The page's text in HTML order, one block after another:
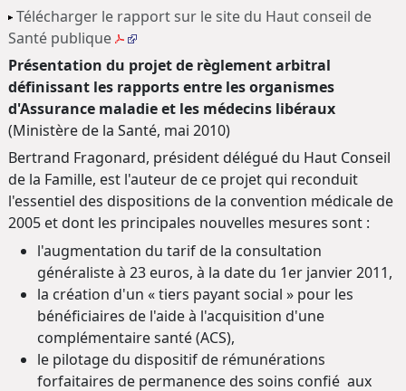
Télécharger le rapport sur le site du Haut conseil de
Santé publique
Présentation du projet de règlement arbitral
définissant les rapports entre les organismes
d'Assurance maladie et les médecins libéraux
(Ministère de la Santé, mai 2010)
Bertrand Fragonard, président délégué du Haut Conseil
de la Famille, est l'auteur de ce projet qui reconduit
l'essentiel des dispositions de la convention médicale de
2005 et dont les principales nouvelles mesures sont :
l'augmentation du tarif de la consultation
généraliste à 23 euros, à la date du 1er janvier 2011,
la création d'un « tiers payant social » pour les
bénéficiaires de l'aide à l'acquisition d'une
complémentaire santé (ACS),
le pilotage du dispositif de rémunérations
forfaitaires de permanence des soins confié aux